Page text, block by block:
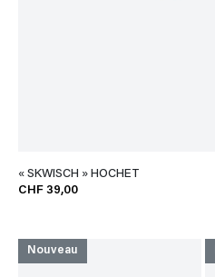
« SKWISCH » HOCHET
CHF 39,00
Nouveau